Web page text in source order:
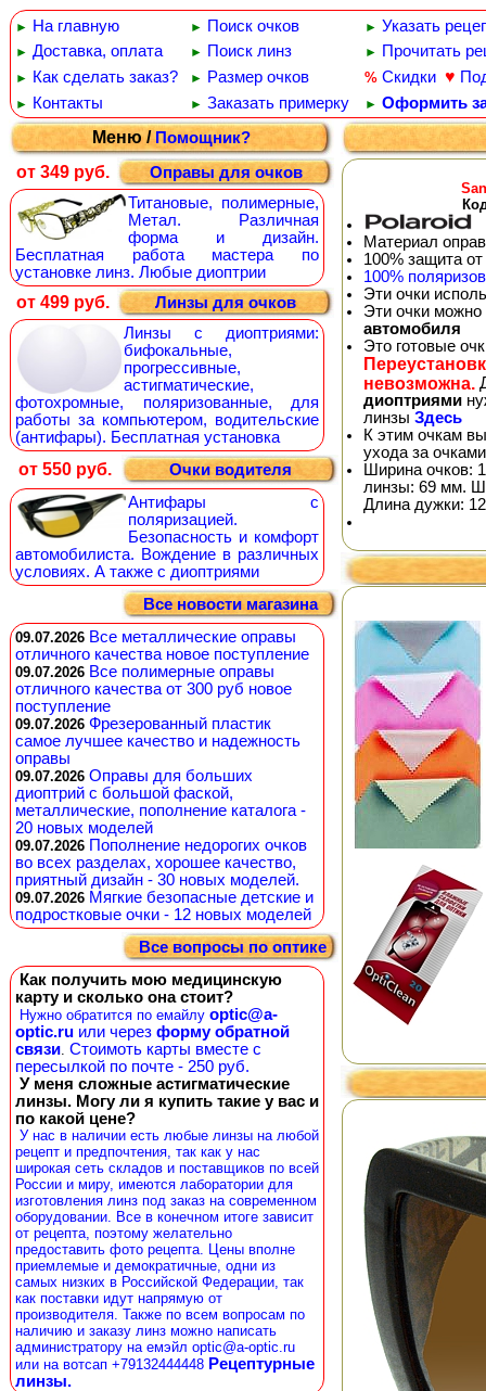
► На главную ► Поиск очков ► Указать
► Доставка, оплата ► Поиск линз ► Прочитать
► Как сделать заказ? ► Размер очков % Скидки ♥
► Контакты ► Заказать примерку ► Оформить
Меню /Помощник?
от 349 руб.
Оправы для очков
Титановые, полимерные,
Метал. Различная
форма и дизайн.
Бесплатная работа мастера по
установке линз. Любые диоптрии
от 499 руб.
Линзы для очков
Линзы с диоптриями:
бифокальные,
прогрессивные,
астигматические,
фотохромные, поляризованные, для
работы за компьютером, водительские
(антифары). Бесплатная установка
от 550 руб.
Очки водителя
Антифары с
поляризацией.
Безопасность и комфорт
автомобилиста. Вождение в различных
условиях. А также с диоптриями
Все новости магазина
09.07.2026 Все металлические оправы
отличного качества новое поступление
09.07.2026 Все полимерные оправы
отличного качества от 300 руб новое
поступление
09.07.2026 Фрезерованный пластик
самое лучшее качество и надежность
оправы
09.07.2026 Оправы для больших
диоптрий с большой фаской,
металлические, пополнение каталога -
20 новых моделей
09.07.2026 Пополнение недорогих очков
во всех разделах, хорошее качество,
приятный дизайн - 30 новых моделей.
09.07.2026 Мягкие безопасные детские и
подростковые очки - 12 новых моделей
Все вопросы по оптике
Как получить мою медицинскую
карту и сколько она стоит?
Нужно обратится по емайлу optic@a-
optic.ru или через форму обратной
связи. Стоимоть карты вместе с
пересылкой по почте - 250 руб.
У меня сложные астигматические
линзы. Могу ли я купить такие у вас и
по какой цене?
У нас в наличии есть любые линзы на любой
рецепт и предпочтения, так как у нас
широкая сеть складов и поставщиков по всей
России и миру, имеются лаборатории для
изготовления линз под заказ на современном
оборудовании. Все в конечном итоге зависит
от рецепта, поэтому желательно
предоставить фото рецепта. Цены вполне
приемлемые и демократичные, одни из
самых низких в Российской Федерации, так
как поставки идут напрямую от
производителя. Также по всем вопросам по
наличию и заказу линз можно написать
администратору на емэйл optic@a-optic.ru
или на вотсап +79132444448 Рецептурные
линзы.
Материал
100% защита
100%
Эти очки
Эти очки
автомобиля
Это готовые
невозможна.
диоптриями
линзы Здесь
К этим очкам
ухода за очками
Ширина очков:
линзы: 69 мм.
Длина дужки: